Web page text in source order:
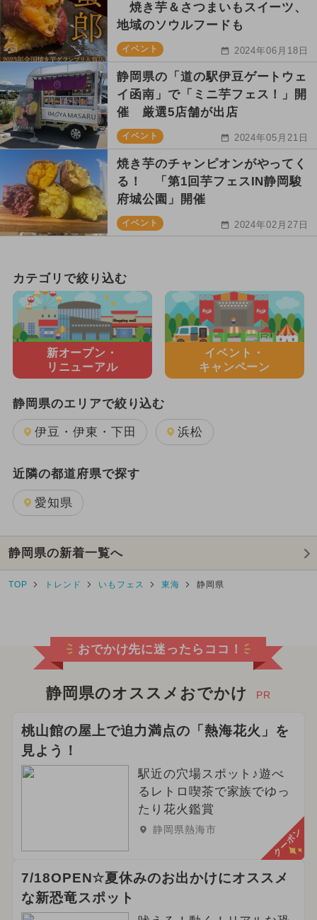
焼き芋＆さつまいもスイーツ、
地域のソウルフードも
イベント 2024年06月18日
静岡県の「道の駅伊豆ゲートウェ
イ函南」で「ミニ芋フェス！」開
催 厳選5店舗が出店
イベント 2024年05月21日
焼き芋のチャンピオンがやってく
る！ 「第1回芋フェスIN静岡駿
府城公園」開催
イベント 2024年02月27日
カテゴリで絞り込む
新オープン・
リニューアル
イベント・
キャンペーン
静岡県のエリアで絞り込む
伊豆・伊東・下田 浜松
近隣の都道府県で探す
愛知県
静岡県の新着一覧へ
TOP トレンド いもフェス 東海 静岡県
おでかけ先に迷ったらココ！
静岡県のオススメおでかけ PR
桃山館の屋上で迫力満点の「熱海花火」を
見よう！
駅近の穴場スポット♪遊べ
るレトロ喫茶で家族でゆっ
たり花火鑑賞
静岡県熱海市 クーポン
7/18OPEN☆夏休みのお出かけにオススメ
な新恐竜スポット